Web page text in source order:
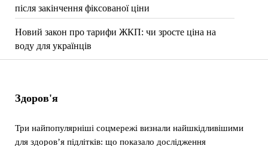
після закінчення фіксованої ціни
Новий закон про тарифи ЖКП: чи зросте ціна на
воду для українців
Здоров'я
Три найпопулярніші соцмережі визнали найшкідливішими
для здоров’я підлітків: що показало дослідження